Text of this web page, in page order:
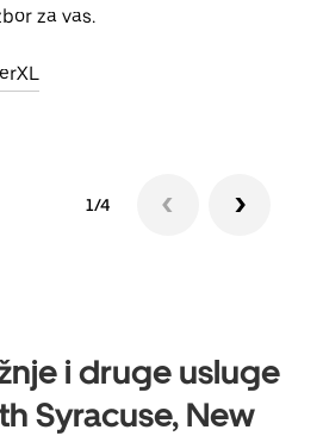
za vas.
1/4
i druge usluge
Syracuse, New